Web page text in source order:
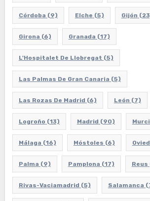
Córdoba (9) Elche (5) Gijón
Girona (6) Granada (17)
L'Hospitalet De Llobregat (5)
Las Palmas De Gran Canaria (5)
Las Rozas De Madrid (6) León (7)
Logroño (13) Madrid (90)
Málaga (16) Móstoles (6)
Palma (9) Pamplona (17) Reus
Rivas-Vaciamadrid (5) Salamanca